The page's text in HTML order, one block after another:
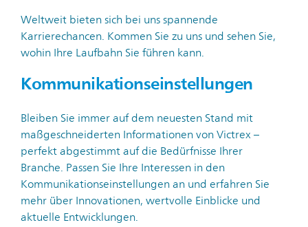
Weltweit bieten sich bei uns spannende
Karrierechancen. Kommen Sie zu uns und sehen Sie,
wohin Ihre Laufbahn Sie führen kann.
Kommunikationseinstellungen
Bleiben Sie immer auf dem neuesten Stand mit
maßgeschneiderten Informationen von Victrex –
perfekt abgestimmt auf die Bedürfnisse Ihrer
Branche. Passen Sie Ihre Interessen in den
Kommunikationseinstellungen an und erfahren Sie
mehr über Innovationen, wertvolle Einblicke und
aktuelle Entwicklungen.